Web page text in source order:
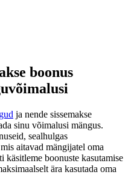
boonus
ja nende sissemakse
sinu võimalusi mängus.
sealhulgas
aitavad mängijatel oma
käsitleme boonuste kasutamise
ära kasutada oma